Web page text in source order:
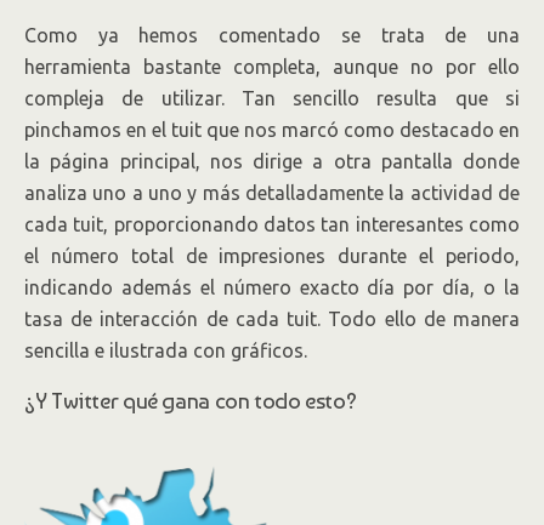
Como ya hemos comentado se trata de una
herramienta bastante completa, aunque no por ello
compleja de utilizar. Tan sencillo resulta que si
pinchamos en el tuit que nos marcó como destacado en
la página principal, nos dirige a otra pantalla donde
analiza uno a uno y más detalladamente la actividad de
cada tuit, proporcionando datos tan interesantes como
el número total de impresiones durante el periodo,
indicando además el número exacto día por día, o la
tasa de interacción de cada tuit. Todo ello de manera
sencilla e ilustrada con gráficos.
¿Y Twitter qué gana con todo esto?